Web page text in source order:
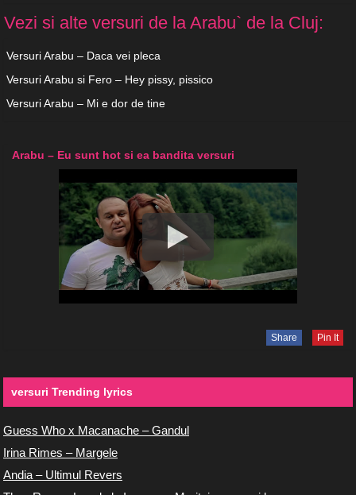
Vezi si alte versuri de la Arabu` de la Cluj:
Versuri Arabu – Daca vei pleca
Versuri Arabu si Fero – Hey pissy, pissico
Versuri Arabu – Mi e dor de tine
Arabu – Eu sunt hot si ea bandita versuri
Share Pin It
versuri Trending lyrics
Guess Who x Macanache – Gandul
Irina Rimes – Margele
Andia – Ultimul Revers